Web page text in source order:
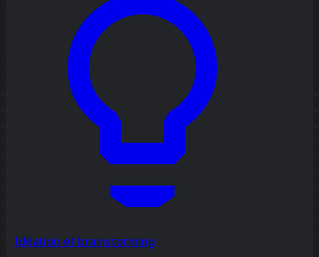
Idéation et brainstorming